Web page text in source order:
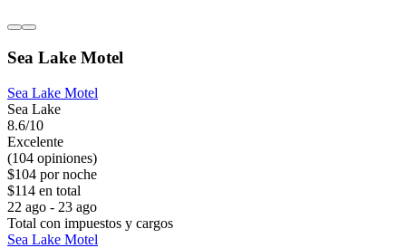
Sea Lake Motel
Sea Lake Motel
Sea Lake
8.6/10
Excelente
(104 opiniones)
$104 por noche
$114 en total
22 ago - 23 ago
Total con impuestos y cargos
Sea Lake Motel